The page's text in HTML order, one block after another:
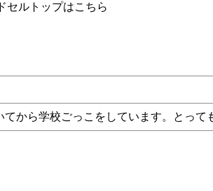
セルトップはこちら
から学校ごっこをしています。とって